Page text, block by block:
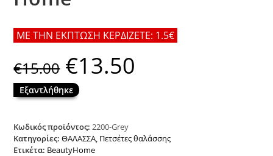
ΜΕ ΤΗΝ ΕΚΠΤΩΣΗ ΚΕΡΔΙΖΕΤΕ: 1.5€
€15.00 Original
price
was:
€15.00.
€13.50
Εξαντλήθηκε
Κωδικός προϊόντος:2200-Grey
Κατηγορίες:ΘΑΛΑΣΣΑ, Πετσέτες θαλάσσης
Ετικέτα: BeautyHome